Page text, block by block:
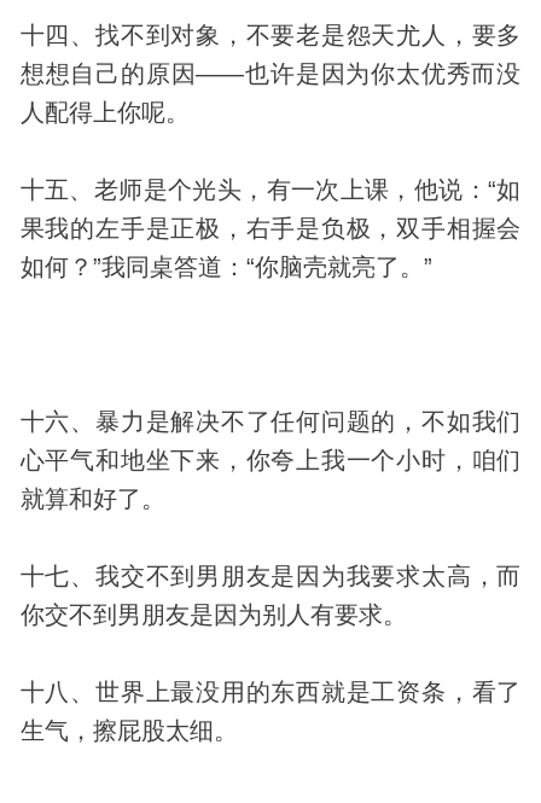
十四、找不到对象，不要老是怨天尤人，要多
想想自己的原因——也许是因为你太优秀而没
人配得上你呢。
十五、老师是个光头，有一次上课，他说：“如
果我的左手是正极，右手是负极，双手相握会
如何？”我同桌答道：“你脑壳就亮了。”
十六、暴力是解决不了任何问题的，不如我们
心平气和地坐下来，你夸上我一个小时，咱们
就算和好了。
十七、我交不到男朋友是因为我要求太高，而
你交不到男朋友是因为别人有要求。
十八、世界上最没用的东西就是工资条，看了
生气，擦屁股太细。